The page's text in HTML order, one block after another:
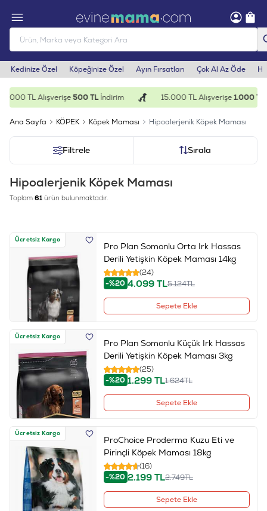
Kedinize Özel Köpeğinize Özel Ayın Fırsatları Çok Al Az Öde
TL Alışverişe500 TLİndirim 15.000 TL Alışverişe1.000 TL
Ana Sayfa KÖPEK Köpek Maması Hipoalerjenik Köpek Maması
Filtrele Sırala
Hipoalerjenik Köpek Maması
Toplam 61 ürün bulunmaktadır.
Ücretsiz Kargo
Pro Plan Somonlu Orta Irk Hassas
Derili Yetişkin Köpek Maması 14kg
(24)
-%20 4.099TL5.124TL
Sepete Ekle
Ücretsiz Kargo
Pro Plan Somonlu Küçük Irk Hassas
Derili Yetişkin Köpek Maması 3kg
(25)
-%20 1.299TL1.624TL
Sepete Ekle
Ücretsiz Kargo
ProChoice Proderma Kuzu Eti ve
Pirinçli Köpek Maması 18kg
(16)
-%20 2.199TL2.749TL
Sepete Ekle